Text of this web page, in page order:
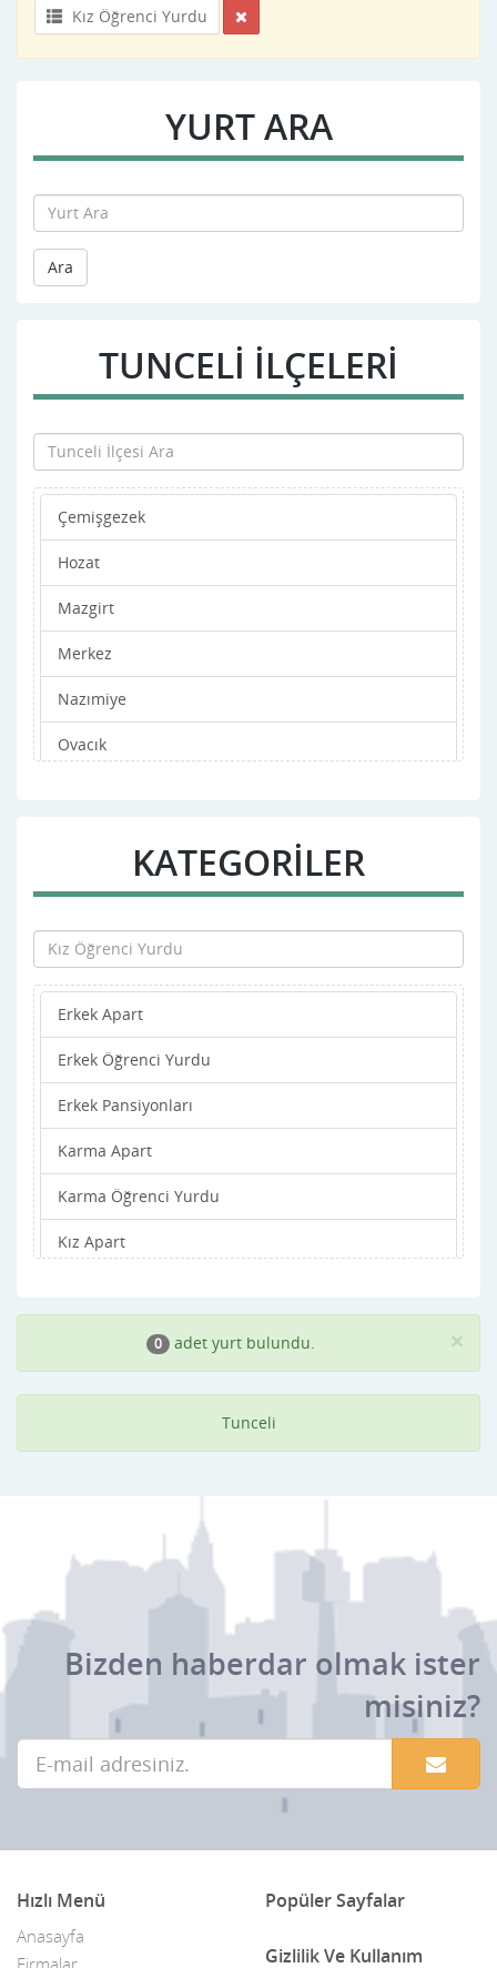
Kız Öğrenci Yurdu
YURT ARA
Ara
TUNCELI İLÇELERİ
Çemişgezek
Hozat
Mazgirt
Merkez
Nazımiye
Ovacık
KATEGORİLER
Erkek Apart
Erkek Öğrenci Yurdu
Erkek Pansiyonları
Karma Apart
Karma Öğrenci Yurdu
Kız Apart
Kız Pansiyonları ×
0 adet yurt bulundu.
Tunceli
Bizden haberdar olmak ister
misiniz?
Hızlı Menü
Anasayfa
Popüler Sayfalar
Gizlilik Ve Kullanım